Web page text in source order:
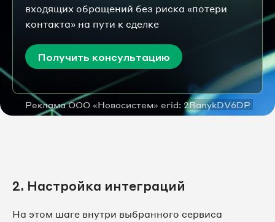
входящих обращений без риска «потери
контакта» на пути к сделке
Получить консультацию
Реклама ООО «Новосистем» erid: 2RanykDV6DP
2. Настройка интеграций
На этом шаге внутри выбранного сервиса